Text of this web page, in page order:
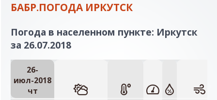
БАБР.ПОГОДА ИРКУТСК
Погода в населенном пункте: Иркутск
за 26.07.2018
26-
июл-2018
чт